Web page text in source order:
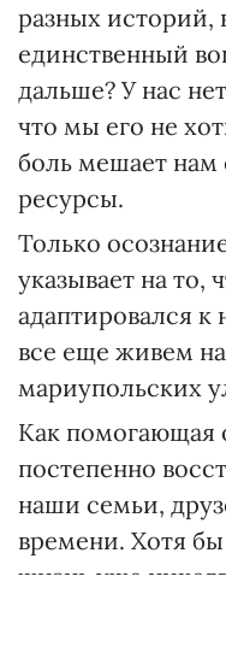
разных историй,
единственный
дальше? У нас
что мы его не
боль мешает нам
ресурсы.
Только
указывает на то,
адаптировался
все еще живем
мариупольских
Как помогающая
постепенно
наши семьи,
времени. Хотя бы
жизнь уже
раньше.